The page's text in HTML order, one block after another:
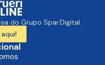
do Grupo Spar.Digital.